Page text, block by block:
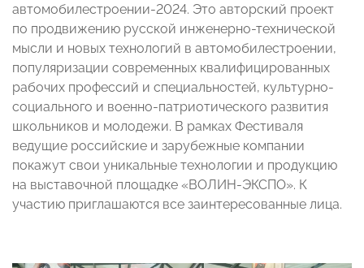
автомобилестроении-2024. Это авторский проект
по продвижению русской инженерно-технической
мысли и новых технологий в автомобилестроении,
популяризации современных квалифицированных
рабочих профессий и специальностей, культурно-
социального и военно-патриотического развития
школьников и молодежи. В рамках Фестиваля
ведущие российские и зарубежные компании
покажут свои уникальные технологии и продукцию
на выставочной площадке «ВОЛИН-ЭКСПО». К
участию приглашаются все заинтересованные лица.